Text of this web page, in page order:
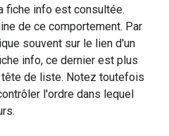
fiche info est consultée.
de ce comportement. Par
souvent sur le lien d'un
info, ce dernier est plus
de liste. Notez toutefois
l'ordre dans lequel